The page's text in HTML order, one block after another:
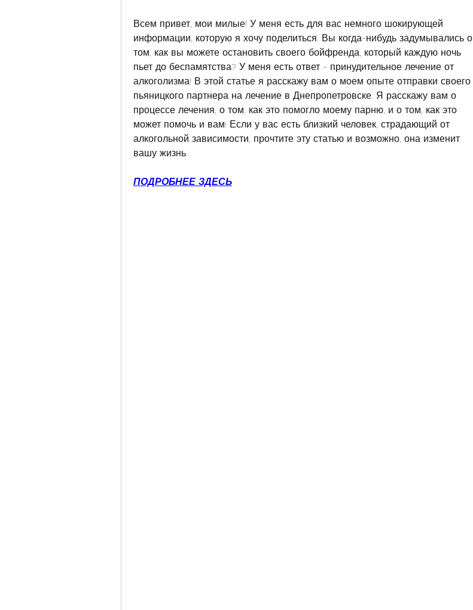
Всем привет, мои милые! У меня есть для вас немного шокирующей
информации, которую я хочу поделиться. Вы когда-нибудь задумывались о
том, как вы можете остановить своего бойфренда, который каждую ночь
пьет до беспамятства? У меня есть ответ - принудительное лечение от
алкоголизма! В этой статье я расскажу вам о моем опыте отправки своего
пьяницкого партнера на лечение в Днепропетровске. Я расскажу вам о
процессе лечения, о том, как это помогло моему парню, и о том, как это
может помочь и вам! Если у вас есть близкий человек, страдающий от
алкогольной зависимости, прочтите эту статью и возможно, она изменит
вашу жизнь.
ПОДРОБНЕЕ ЗДЕСЬ